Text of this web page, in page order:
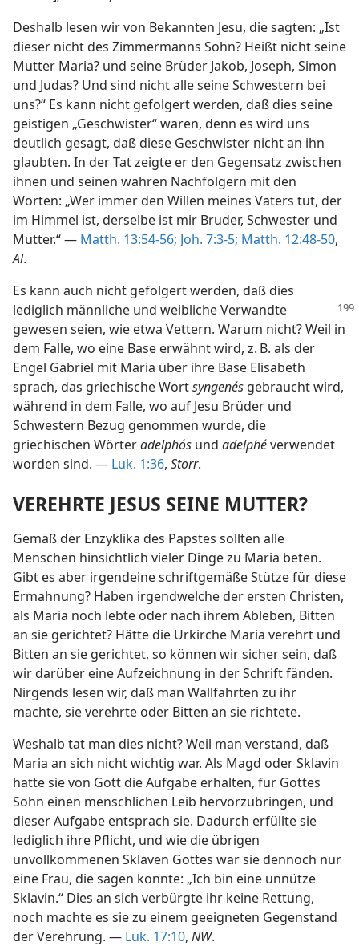
Deshalb lesen wir von Bekannten Jesu, die sagten: „Ist
dieser nicht des Zimmermanns Sohn? Heißt nicht seine
Mutter Maria? und seine Brüder Jakob, Joseph, Simon
und Judas? Und sind nicht alle seine Schwestern bei
uns?“ Es kann nicht gefolgert werden, daß dies seine
geistigen „Geschwister“ waren, denn es wird uns
deutlich gesagt, daß diese Geschwister nicht an ihn
glaubten. In der Tat zeigte er den Gegensatz zwischen
ihnen und seinen wahren Nachfolgern mit den
Worten: „Wer immer den Willen meines Vaters tut, der
im Himmel ist, derselbe ist mir Bruder, Schwester und
Mutter.“ — Matth. 13:54-56; Joh. 7:3-5; Matth. 12:48-50,
Al.
Es kann auch nicht gefolgert werden, daß dies
lediglich männliche und weiblicheVerwandte
gewesen seien, wie etwa Vettern. Warum nicht? Weil in
dem Falle, wo eine Base erwähnt wird, z. B. als der
Engel Gabriel mit Maria über ihre Base Elisabeth
sprach, das griechische Wortsyngenés gebraucht wird,
während in dem Falle, wo auf Jesu Brüder und
Schwestern Bezug genommen wurde, die
griechischen Wörteradelphós und adelphéverwendet
worden sind. — Luk. 1:36, Storr.
VEREHRTE JESUS SEINE MUTTER?
Gemäß der Enzyklika des Papstes sollten alle
Menschen hinsichtlich vieler Dinge zu Maria beten.
Gibt es aber irgendeine schriftgemäße Stütze für diese
Ermahnung? Haben irgendwelche der ersten Christen,
als Maria noch lebte oder nach ihrem Ableben, Bitten
an sie gerichtet? Hätte die Urkirche Maria verehrt und
Bitten an sie gerichtet, so können wir sicher sein, daß
wir darüber eine Aufzeichnung in der Schrift fänden.
Nirgends lesen wir, daß man Wallfahrten zu ihr
machte, sie verehrte oder Bitten an sie richtete.
Weshalb tat man dies nicht? Weil man verstand, daß
Maria an sich nicht wichtig war. Als Magd oder Sklavin
hatte sie von Gott die Aufgabe erhalten, für Gottes
Sohn einen menschlichen Leib hervorzubringen, und
dieser Aufgabe entsprach sie. Dadurch erfüllte sie
lediglich ihre Pflicht, und wie die übrigen
unvollkommenen Sklaven Gottes war sie dennoch nur
eine Frau, die sagen konnte: „Ich bin eine unnütze
Sklavin.“ Dies an sich verbürgte ihr keine Rettung,
noch machte es sie zu einem geeigneten Gegenstand
der Verehrung. — Luk. 17:10, NW.